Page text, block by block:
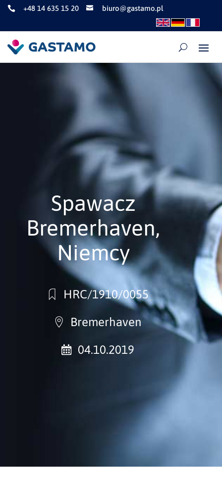
 +48 14 635 15 20  biuro@gastamo.pl
Spawacz
Bremerhaven,
Niemcy
HRC/1910/0055
Bremerhaven
04.10.2019